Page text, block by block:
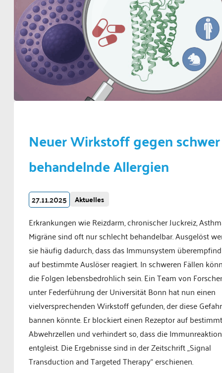
Neuer Wirkstoff gegen
behandelnde Allergien
27.11.2025 Aktuelles
Erkrankungen wie Reizdarm, chronischer Juckreiz,
Migräne sind oft nur schlecht behandelbar. Ausgelöst
sie häufig dadurch, dass das Immunsystem
auf bestimmte Auslöser reagiert. In schweren Fällen
die Folgen lebensbedrohlich sein. Ein Team von
unter Federführung der Universität Bonn hat nun einen
vielversprechenden Wirkstoff gefunden, der diese Gefahr
bannen könnte. Er blockiert einen Rezeptor auf
Abwehrzellen und verhindert so, dass die Immunreaktion
entgleist. Die Ergebnisse sind in der Zeitschrift „Signal
Transduction and Targeted Therapy“ erschienen.